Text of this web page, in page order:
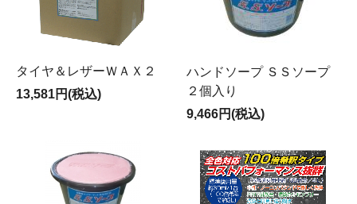
タイヤ＆レザーＷＡＸ２
13,581円(税込)
ハンドソープ ＳＳソープ
２個入り
9,466円(税込)